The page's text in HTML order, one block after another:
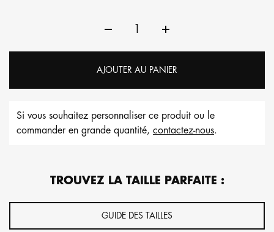
AJOUTER AU PANIER
Si vous souhaitez personnaliser ce produit ou le
commander en grande quantité, contactez-nous.
TROUVEZ LA TAILLE PARFAITE :
GUIDE DES TAILLES